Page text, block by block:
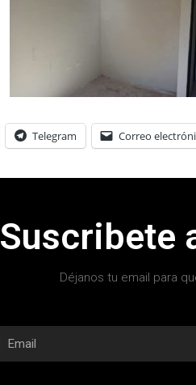
Telegram Correo
Suscribete
Déjanos tu email para